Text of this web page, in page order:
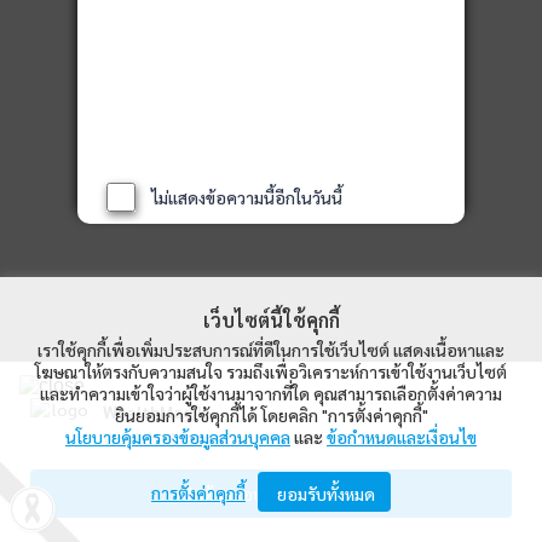
WealthMagik
Wealth Management System Limited
เปิดด้วยแอป WealthMagik
ไม่แสดงข้อความนี้อีกในวันนี้
เว็บไซต์นี้ใช้คุกกี้
เราใช้คุกกี้เพื่อเพิ่มประสบการณ์ที่ดีในการใช้เว็บไซต์ แสดงเนื้อหาและ
โฆษณาให้ตรงกับความสนใจ รวมถึงเพื่อวิเคราะห์การเข้าใช้งานเว็บไซต์
และทำความเข้าใจว่าผู้ใช้งานมาจากที่ใด คุณสามารถเลือกตั้งค่าความ
ยินยอมการใช้คุกกี้ได้ โดยคลิก "การตั้งค่าคุกกี้"
นโยบายคุ้มครองข้อมูลส่วนบุคคลและ ข้อกำหนดและเงื่อนไข
การตั้งค่าคุกกี้ ยอมรับทั้งหมด